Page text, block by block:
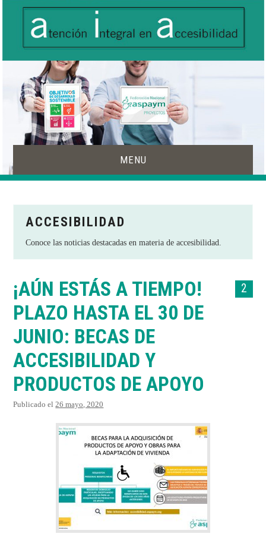
MENU
ACCESIBILIDAD
VIDEOS
TESTIMONIOS
PUBLICACIONES
ACCESIBILIDAD
Conoce las noticias destacadas en materia de accesibilidad.
2
¡AÚN ESTÁS A TIEMPO!
PLAZO HASTA EL 30 DE
JUNIO: BECAS DE
ACCESIBILIDAD Y
PRODUCTOS DE APOYO
Publicado el26 mayo, 2020